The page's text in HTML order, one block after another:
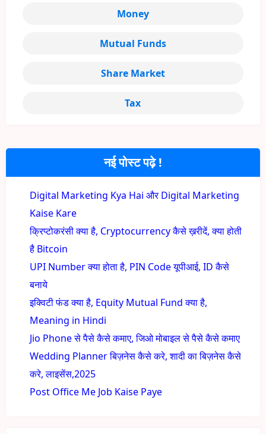
नई पोस्ट पढ़े !
Digital Marketing Kya Hai और Digital Marketing
Kaise Kare
क्रिप्टोकरंसी क्या है, Cryptocurrency कैसे ख़रीदें, क्या होती
है Bitcoin
UPI Number क्या होता है, PIN Code यूपीआई, ID कैसे
बनाये
इक्विटी फंड क्या है, Equity Mutual Fund क्या है,
Meaning in Hindi
Jio Phone से पैसे कैसे कमाए, जिओ मोबाइल से पैसे कैसे कमाए
Wedding Planner बिज़नेस कैसे करे, शादी का बिज़नेस कैसे
करे, लाइसेंस,2025
Post Office Me Job Kaise Paye
Money
Mutual Funds
Share Market
Tax